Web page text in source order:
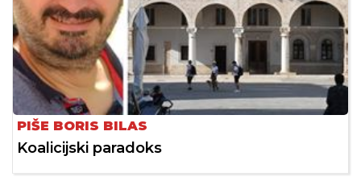
PIŠE BORIS BILAS
Koalicijski paradoks